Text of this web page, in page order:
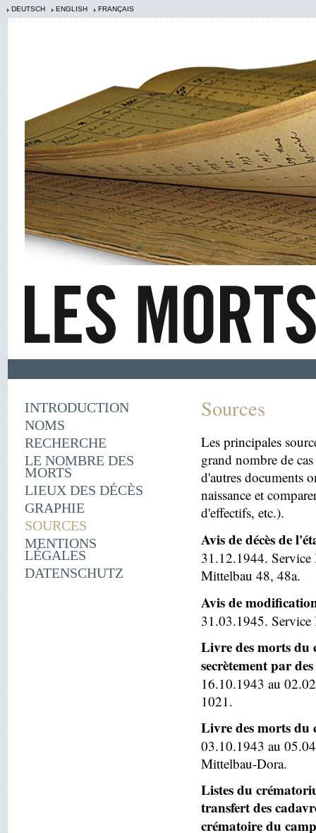
DEUTSCH ENGLISH FRANÇAIS
INTRODUCTION
NOMS
RECHERCHE
LE NOMBRE DES
MORTS
LIEUX DES DÉCÈS
GRAPHIE
SOURCES
MENTIONS
LÉGALES
DATENSCHUTZ
Sources
Les principales
grand nombre de
d'autres documents
naissance et
d'effectifs, etc.).
Avis de décès de
31.12.1944. Service
Mittelbau 48, 48a.
Avis de
31.03.1945. Service
Livre des morts du
secrètement par
16.10.1943 au
1021.
Livre des morts du
03.10.1943 au
Mittelbau-Dora.
Listes du
transfert des
crématoire du